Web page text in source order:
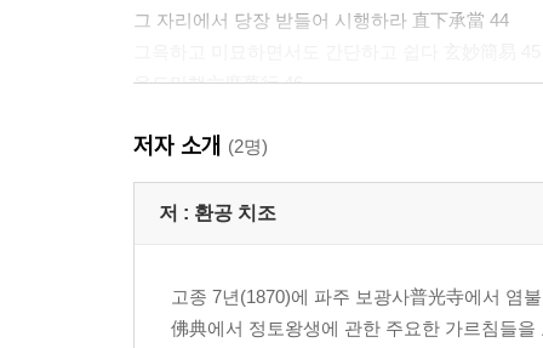
그 자리에서 당장 받들어 시행하라 直下承當 44
육도만행六度萬行 46
참된 공 眞空 48
바른 지견 正知見 49
구하기만 하면 곧바로 얻는다 有求卽得 50
술에 취한 듯 꿈결인 듯 醉夢 53
살 궁리 活計 54
저자 소개 (2명)
저 : 환공 치조
고종 7년(1870)에 파주 보광사普光寺에서 염
佛典에서 정토왕생에 관한 주요한 가르침들